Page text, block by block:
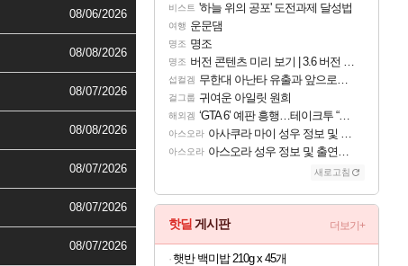
08/06/2026
08/08/2026
08/07/2026
08/08/2026
08/07/2026
08/07/2026
08/07/2026
비스트 '하늘 위의 공포' 도전과제 달성법
여행 운문댐
명조 명조
명조 버전 콘텐츠 미리 보기 | 3.6 버전 「신기루 속 등불 그림자, 속세에 깃든 검의 결심」이 8월 20일에 업데이트됩니다!
섭컬겜 무한대 아난타 유출과 앞으로의 예상 (루머)
걸그룹 귀여운 아일릿 원희
해외겜 ‘GTA 6’ 예판 흥행…테이크투 “내부 예상 크게 넘어”
아스오라 아사쿠라 마이 성우 정보 및 주요 필모
아스오라 아스오라 성우 정보 및 출연작 모음
새로고침
핫딜 게시판 더보기+
햇반 백미밥 210g x 45개